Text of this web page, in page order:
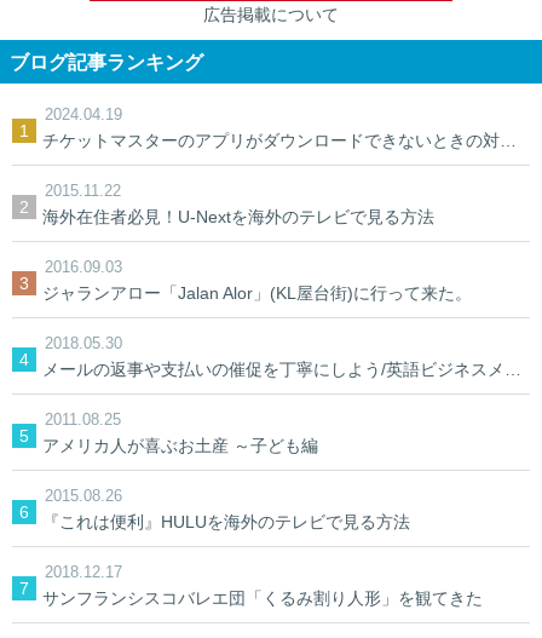
広告掲載について
ブログ記事ランキング
2024.04.19
チケットマスターのアプリがダウンロードできないときの対処法【裏ワザ】
2015.11.22
海外在住者必見！U-Nextを海外のテレビで見る方法
2016.09.03
ジャランアロー「Jalan Alor」(KL屋台街)に行って来た。
2018.05.30
メールの返事や支払いの催促を丁寧にしよう/英語ビジネスメール
2011.08.25
アメリカ人が喜ぶお土産 ～子ども編
2015.08.26
『これは便利』HULUを海外のテレビで見る方法
2018.12.17
サンフランシスコバレエ団「くるみ割り人形」を観てきた